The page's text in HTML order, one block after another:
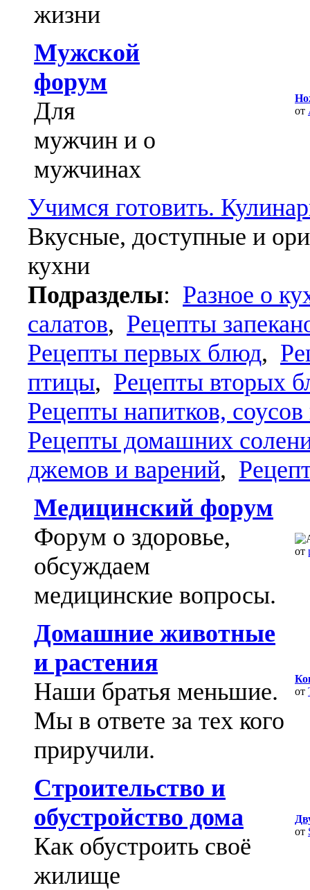
жизни
Мужской
форум
Для
мужчин и о
мужчинах
от
Учимся готовить.
Вкусные, доступные и
кухни
Подразделы: Разное о
салатов, Рецепты
Рецепты первых блюд,
птицы, Рецепты вторых
Рецепты напитков,
Рецепты домашних
джемов и варений,
Медицинский форум
Форум о здоровье,
обсуждаем
медицинские вопросы.
от
Домашние животные
и растения
Наши братья меньшие.
Мы в ответе за тех кого
приручили.
от
Строительство и
обустройство дома
Как обустроить своё
жилище
от